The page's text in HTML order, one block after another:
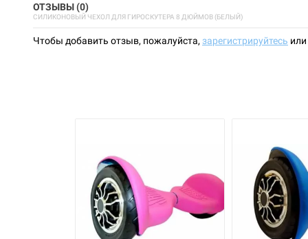
ОТЗЫВЫ (0)
СИЛИКОНОВЫЙ ЧЕХОЛ ДЛЯ ГИРОСКУТЕРА 8 ДЮЙМОВ (БЕЛЫЙ)
Чтобы добавить отзыв, пожалуйста, зарегистрируйтесь или